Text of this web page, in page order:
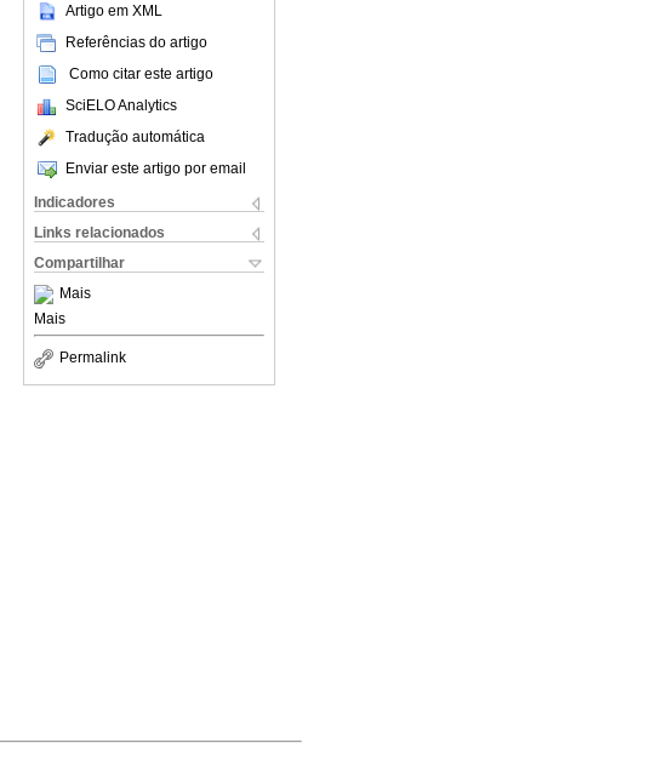
Artigo em XML
Referências do artigo
Como citar este artigo
SciELO Analytics
Tradução automática
Enviar este artigo por email
Indicadores
Links relacionados
Compartilhar
Mais
Mais
Permalink